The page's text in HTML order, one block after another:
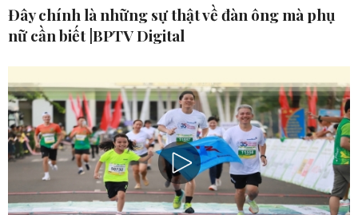
Đây chính là những sự thật về đàn ông mà phụ
nữ cần biết |BPTV Digital